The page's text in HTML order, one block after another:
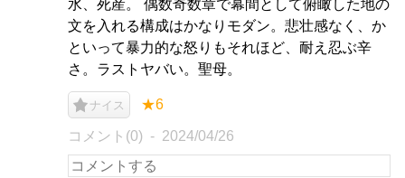
水、死産。 偶数奇数章で幕間として俯瞰した地の
文を入れる構成はかなりモダン。悲壮感なく、か
といって暴力的な怒りもそれほど、耐え忍ぶ辛
さ。ラストヤバい。聖母。
ナイス ★6
コメント(0) 2024/04/26